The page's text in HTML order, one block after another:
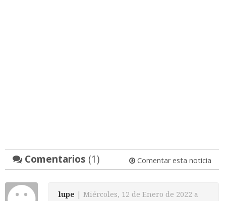
Comentarios (1) Comentar esta noticia
lupe | Miércoles, 12 de Enero de 2022 a